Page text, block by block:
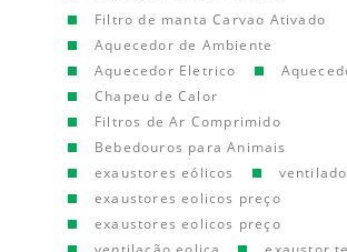
Filtro de manta Carvao Ativado
Aquecedor de Ambiente
Aquecedor Eletrico
Chapeu de Calor
Filtros de Ar Comprimido
Bebedouros para Animais
exaustores eólicos
exaustores eolicos preço
exaustores eolicos preço